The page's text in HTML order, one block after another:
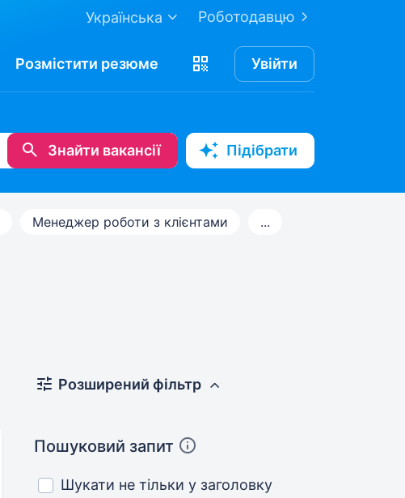
Роботодавцю
Українська
Розмістити резюме Увійти
Знайти вакансії Підібрати
Менеджер роботи з клієнтами ...
Розширений фільтр
Пошуковий запит
Шукати не тільки у заголовку